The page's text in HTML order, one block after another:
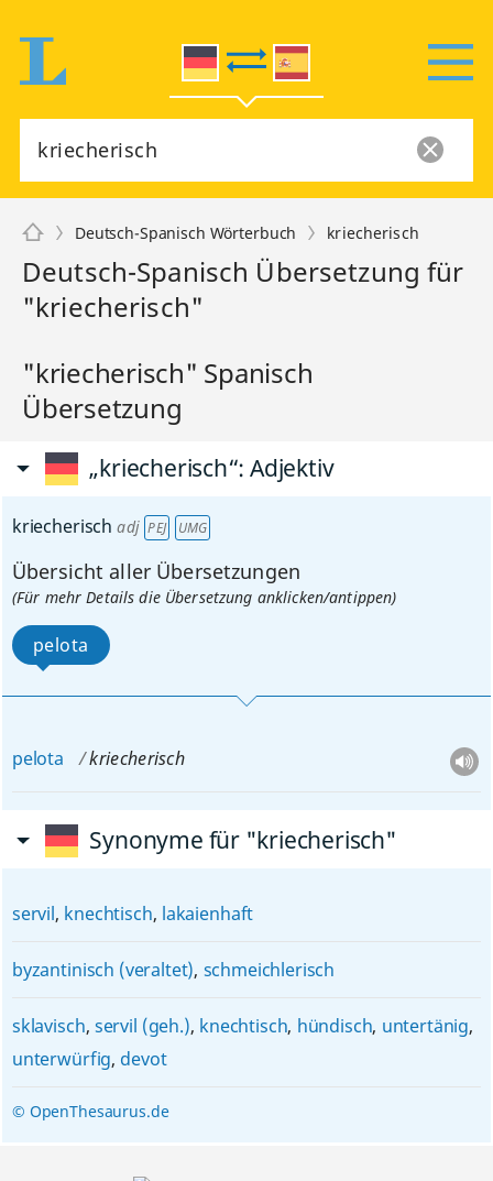
Deutsch-Spanisch Wörterbuch kriecherisch
Deutsch-Spanisch Übersetzung für
"kriecherisch"
"kriecherisch" Spanisch
Übersetzung
„kriecherisch“: Adjektiv
kriecherisch adj PEJ UMG
Übersicht aller Übersetzungen
(Für mehr Details die Übersetzung anklicken/antippen)
pelota
pelota kriecherisch
Synonyme für "kriecherisch"
servil, knechtisch, lakaienhaft
byzantinisch (veraltet), schmeichlerisch
sklavisch, servil (geh.), knechtisch, hündisch, untertänig,
unterwürfig, devot
© OpenThesaurus.de